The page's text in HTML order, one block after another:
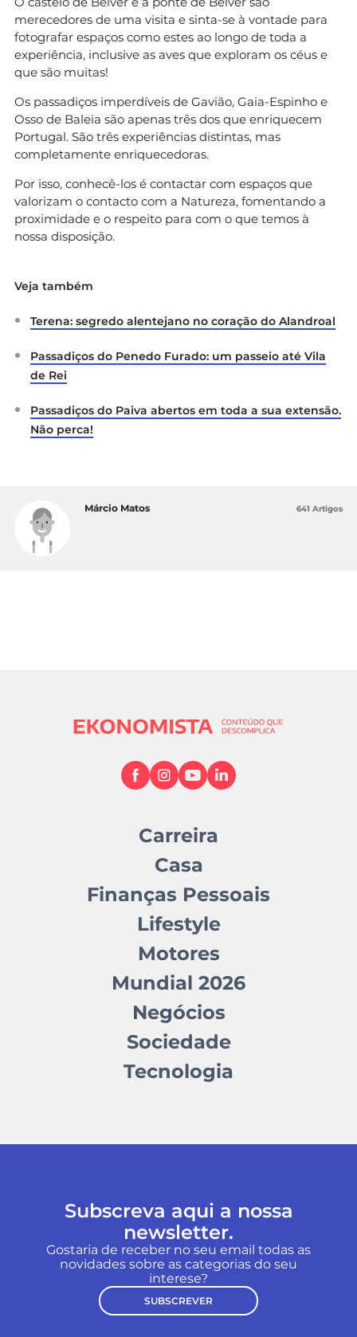
merecedores de uma visita e sinta-se à vontade para
fotografar espaços como estes ao longo de toda a
experiência, inclusive as aves que exploram os céus e
que são muitas!
Os passadiços imperdíveis de Gavião, Gaia-Espinho e
Osso de Baleia são apenas três dos que enriquecem
Portugal. São três experiências distintas, mas
completamente enriquecedoras.
Por isso, conhecê-los é contactar com espaços que
valorizam o contacto com a Natureza, fomentando a
proximidade e o respeito para com o que temos à
nossa disposição.
Veja também
Terena: segredo alentejano no coração do Alandroal
Passadiços do Penedo Furado: um passeio até Vila
de Rei
Passadiços do Paiva abertos em toda a sua extensão.
Não perca!
Márcio Matos 641 Artigos
Carreira
Casa
Finanças Pessoais
Lifestyle
Motores
Mundial 2026
Negócios
Sociedade
Tecnologia
Subscreva aqui a nossa
newsletter.
Gostaria de receber no seu email todas as
novidades sobre as categorias do seu
interese?
SUBSCREVER